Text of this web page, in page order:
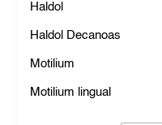
Haldol
Haldol Decanoas
Motilium
Motilium lingual